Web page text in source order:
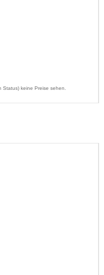
Status) keine Preise sehen.